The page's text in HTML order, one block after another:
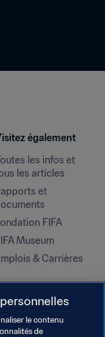
également
les infos et
les articles
et
FIFA
Museum
& Carrières
le contenu
de